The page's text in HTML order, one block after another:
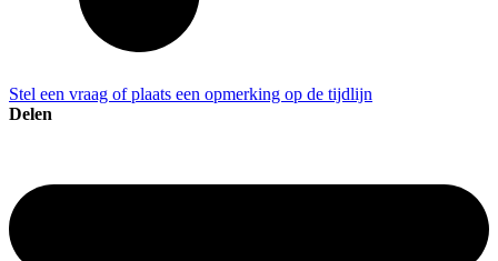
Stel een vraag of plaats een opmerking op de tijdlijn
Delen